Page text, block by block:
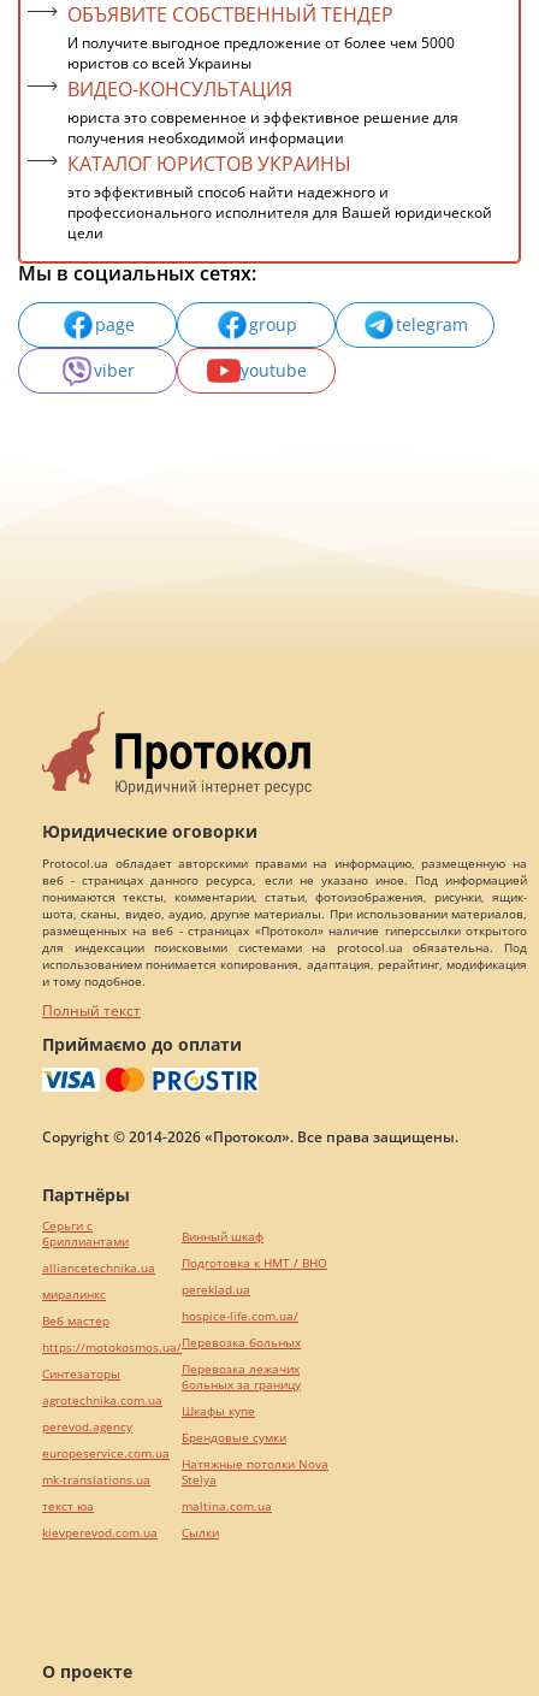
ОБЪЯВИТЕ СОБСТВЕННЫЙ ТЕНДЕР
И получите выгодное предложение от более чем 5000
юристов со всей Украины
ВИДЕО-КОНСУЛЬТАЦИЯ
юриста это современное и эффективное решение для
получения необходимой информации
КАТАЛОГ ЮРИСТОВ УКРАИНЫ
это эффективный способ найти надежного и
профессионального исполнителя для Вашей юридической
цели
Мы в социальных сетях:
page group
telegram
viber
youtube
Юридические оговорки
Protocol.ua обладает авторскими правами на информацию, размещенную на
веб - страницах данного ресурса, если не указано иное. Под информацией
понимаются тексты, комментарии, статьи, фотоизображения, рисунки, ящик-
шота, сканы, видео, аудио, другие материалы. При использовании материалов,
размещенных на веб - страницах «Протокол» наличие гиперссылки открытого
для индексации поисковыми системами на protocol.ua обязательна. Под
использованием понимается копирования, адаптация, рерайтинг, модификация
и тому подобное.
Полный текст
Приймаємо до оплати
Copyright © 2014-2026 «Протокол». Все права защищены.
О проекте
Партнёры
Серьги с
бриллиантами
alliancetechnika.ua
миралинкс
Веб мастер
https://motokosmos.ua/
Синтезаторы
agrotechnika.com.ua
perevod.agency
europeservice.com.ua
mk-translations.ua
текст юа
kievperevod.com.ua
Винный шкаф
Подготовка к НМТ / ВНО
pereklad.ua
hospice-life.com.ua/
Перевозка больных
Перевозка лежачих
больных за границу
Шкафы купе
Брендовые сумки
Натяжные потолки Nova
Stelya
maltina.com.ua
Cылки